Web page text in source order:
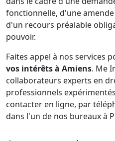
fonctionnelle, d'une
d'un recours préalable
pouvoir.
Faites appel à nos services
vos intérêts à Amiens. Me
collaborateurs experts en
professionnels
contacter en ligne, par
dans l'un de nos bureaux à